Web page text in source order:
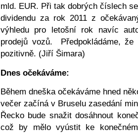
mld. EUR. Při tak dobrých číslech
dividendu za rok 2011 z
výhledu pro letošní rok navíc
prodejů vozů. Předpokládáme,
pozitivně. (Jiří Šimara)
Dnes očekáváme:
Během dneška očekáváme hned
večer začíná v Bruselu zasedání
Řecko bude snažit dosáhnout
což by mělo vyústit ke